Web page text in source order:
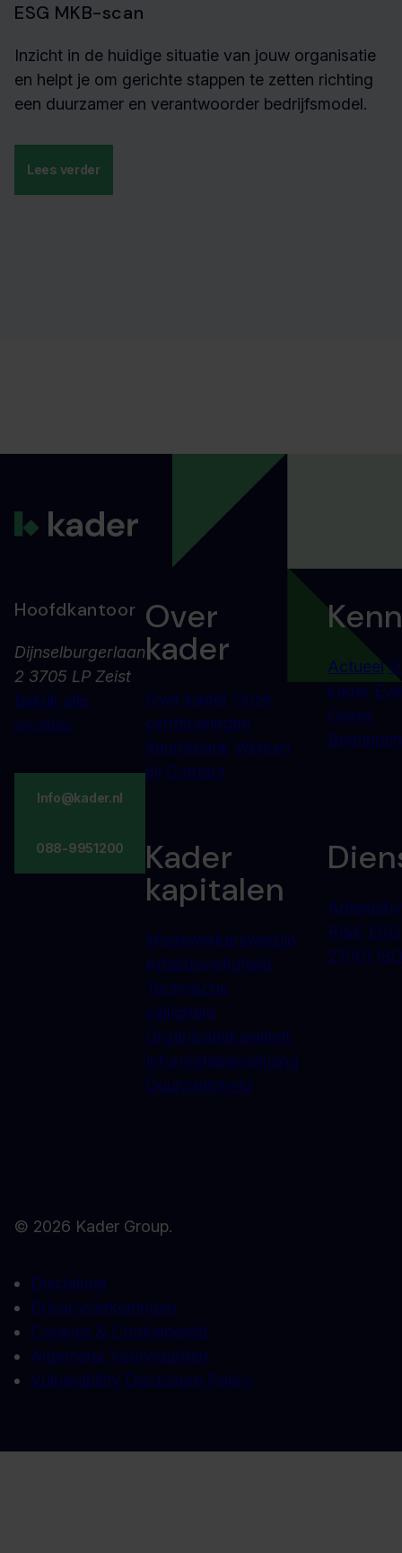
ESG MKB-scan
Inzicht in de huidige situatie van jouw organisatie
en helpt je om gerichte stappen te zetten richting
een duurzamer en verantwoorder bedrijfsmodel.
Lees verder
Hoofdkantoor
Dijnselburgerlaan
2 3705 LP Zeist
Bekijk alle
locaties
Info@kader.nl
088-9951200
Over
kader
Over kader Onze
certificeringen
Kennisbank Werken
bij Contact
Actueel
kader
Cases
Kader
kapitalen
Medewerkerswelzijn
Arbeidsveiligheid
Technische
veiligheid
Organisatiekwaliteit
Informatiebeveiliging
Duurzaamheid
RI&E ESG
27001
© 2026 Kader Group.
Disclaimer
Privacyverklaringen
Cookies & Cookiebeleid
Algemene Voorwaarden
Vulnerability Disclosure Policy